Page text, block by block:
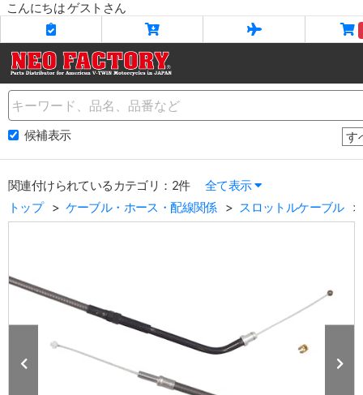
こんにちは ゲストさん
Name
候補表示
関連付けられているカテゴリ：2件
全て表示
トップ
ケーブル・ホース・配線関係 スロットルケーブル